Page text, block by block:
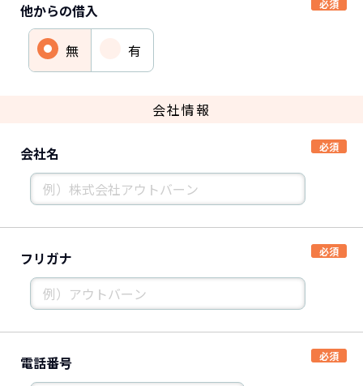
他からの借入
無 有
会社情報
会社名
フリガナ
電話番号